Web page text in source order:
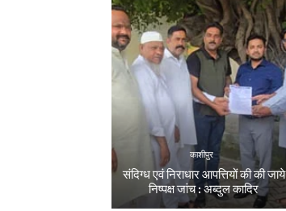
काशीपुर
संदिग्ध एवं निराधार आपत्तियों की की जाये
निष्पक्ष जांच : अब्दुल कादिर